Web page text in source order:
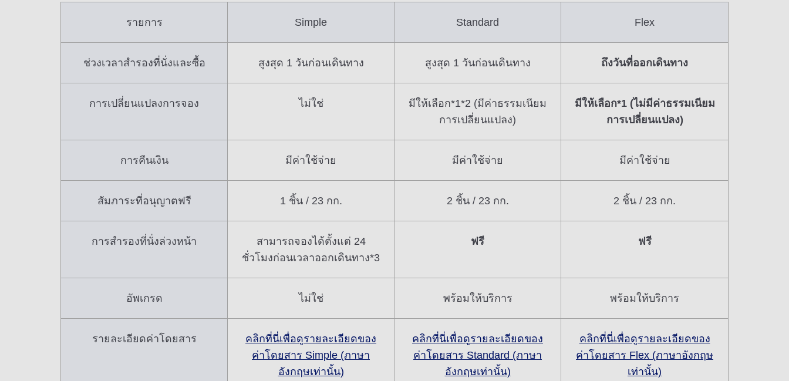
รายการ Simple Standard Flex
ช่วงเวลาสำรองที่นั่งและซื้อ สูงสุด 1 วันก่อนเดินทาง สูงสุด 1 วันก่อนเดินทาง ถึงวันที่ออกเดินทาง
การเปลี่ยนแปลงการจอง ไม่ใช่
มีให้เลือก*1*2 (มีค่าธรรมเนียม
การเปลี่ยนแปลง)
มีให้เลือก*1 (ไม่มีค่าธรรมเนียม
การเปลี่ยนแปลง)
การคืนเงิน มีค่าใช้จ่าย มีค่าใช้จ่าย มีค่าใช้จ่าย
สัมภาระที่อนุญาตฟรี 1 ชิ้น / 23 กก. 2 ชิ้น / 23 กก. 2 ชิ้น / 23 กก.
การสำรองที่นั่งล่วงหน้า
สามารถจองได้ตั้งแต่ 24
ชั่วโมงก่อนเวลาออกเดินทาง*3
ฟรี ฟรี
อัพเกรด ไม่ใช่ พร้อมให้บริการ พร้อมให้บริการ
รายละเอียดค่าโดยสาร
คลิกที่นี่เพื่อดูรายละเอียดของ
ค่าโดยสาร Simple (ภาษา
อังกฤษเท่านั้น)
คลิกที่นี่เพื่อดูรายละเอียดของ
ค่าโดยสาร Standard (ภาษา
อังกฤษเท่านั้น)
คลิกที่นี่เพื่อดูรายละเอียดของ
ค่าโดยสาร Flex (ภาษาอังกฤษ
เท่านั้น)